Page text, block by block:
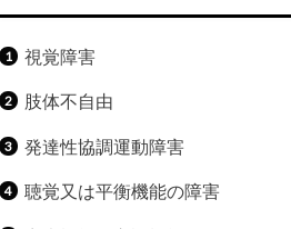
視覚障害
肢体不自由
発達性協調運動障害
聴覚又は平衡機能の障害